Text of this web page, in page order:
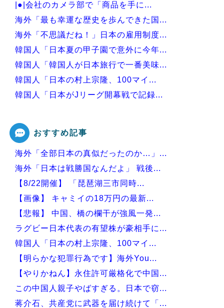
|●|会社のカメラ部で「商品を手に...
海外「最も幸運な歴史を歩んできた国...
海外「不思議だね！」日本の雇用制度...
韓国人「日本夏の甲子園で意外に今年...
韓国人「韓国人が日本旅行で一番美味...
韓国人「日本の村上宗隆、100マイ...
韓国人「日本がJリーグ開幕戦で記録...
Powered by livedoor 相互RSS
おすすめ記事
海外「全部日本の真似だったのか…」...
海外「日本は戦勝国なんだよ」 戦後...
【8/22開催】 「琵琶湖三市同時...
【画像】 キャミイの18万円の最新...
【悲報】 中国、橋の欄干が強風一発...
ラグビー日本代表の有望株が豪相手に...
韓国人「日本の村上宗隆、100マイ...
【明らかな犯罪行為です】海外You...
【やりかねん】永住許可厳格化で中国...
この中国人親子やばすぎる。日本で窃...
蒋介石、共産党に武器を届け続けて「...